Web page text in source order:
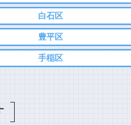
白石区
豊平区
手稲区